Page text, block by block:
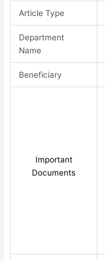
Article Type
Department
Name
Beneficiary
Important
Documents